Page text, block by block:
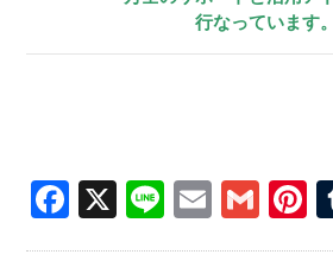
行なっています。
Facebook
X LineEmail